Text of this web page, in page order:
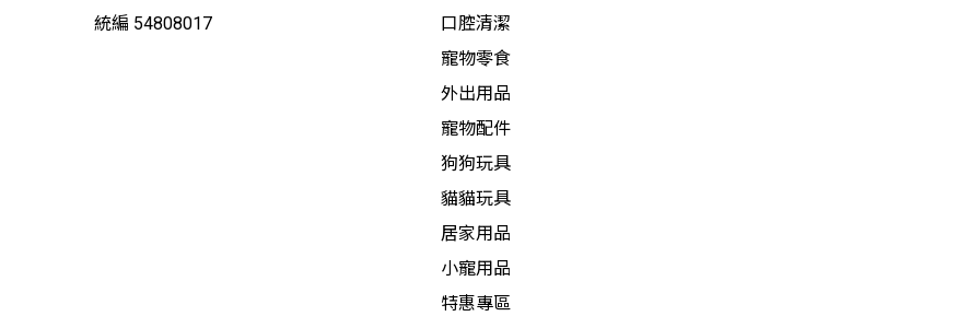
統編 54808017
口腔清潔
寵物零食
外出用品
寵物配件
狗狗玩具
貓貓玩具
居家用品
小寵用品
特惠專區